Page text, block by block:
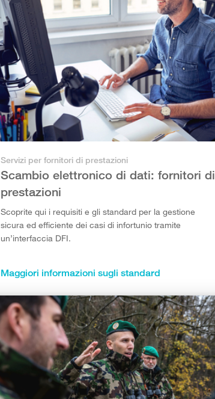
Servizi per fornitori di prestazioni
Scambio elettronico di dati: fornitori di
prestazioni
Scoprite qui i requisiti e gli standard per la gestione
sicura ed efficiente dei casi di infortunio tramite
un’interfaccia DFI.
Maggiori informazioni sugli standard